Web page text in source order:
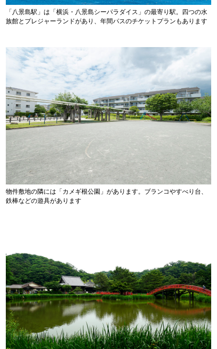
「八景島駅」は「横浜・八景島シーパラダイス」の最寄り駅。四つの水
族館とプレジャーランドがあり、年間パスのチケットプランもあります
物件敷地の隣には「カメギ根公園」があります。ブランコやすべり台、
鉄棒などの遊具があります